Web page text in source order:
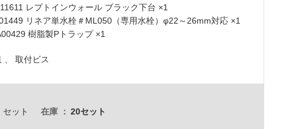
レプトインウォール ブラック下台 ×1
リネア単水栓＃ML050（専用水栓）φ22～26mm対応 ×1
樹脂製Pトラップ ×1
、 取付ビス
セット 在庫 20セット